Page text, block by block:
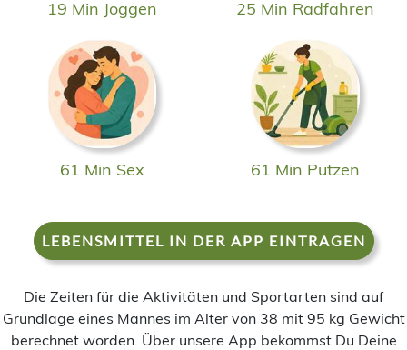
19 Min Joggen 25 Min Radfahren
61 Min Sex 61 Min Putzen
LEBENSMITTEL IN DER APP EINTRAGEN
Die Zeiten für die Aktivitäten und Sportarten sind auf
Grundlage eines Mannes im Alter von 38 mit 95 kg Gewicht
berechnet worden. Über unsere App bekommst Du Deine